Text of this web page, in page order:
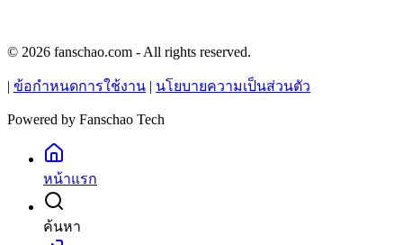
© 2026 fanschao.com - All rights reserved.
ข้อกำหนดการใช้งาน นโยบายความเป็นส่วนตัว
Powered by Fanschao Tech
หน้าแรก
ค้นหา